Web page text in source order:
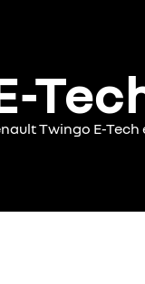
Twingo E-Tech